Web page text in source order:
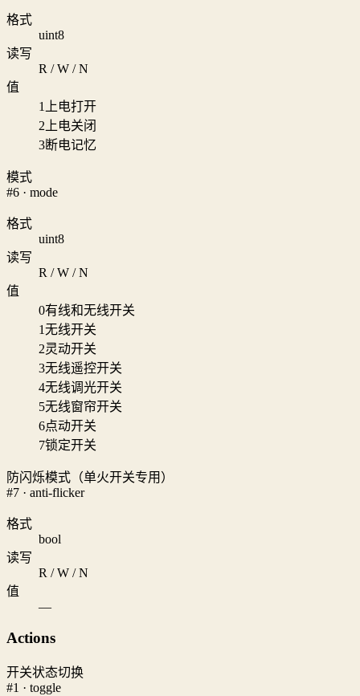
格式
uint8
读写
R / W / N
值
1
上电打开
2 上电关闭
3断电记忆
模式
#6 · mode
格式
uint8
读写
R / W / N
值
0有线和无线开关
1无线开关
2灵动开关
3无线遥控开关
4无线调光开关
5无线窗帘开关
6点动开关
7锁定开关
防闪烁模式（单火开关专用）
#7 · anti-flicker
格式
bool
读写
R / W / N
值
—
Actions
开关状态切换
#1 · toggle